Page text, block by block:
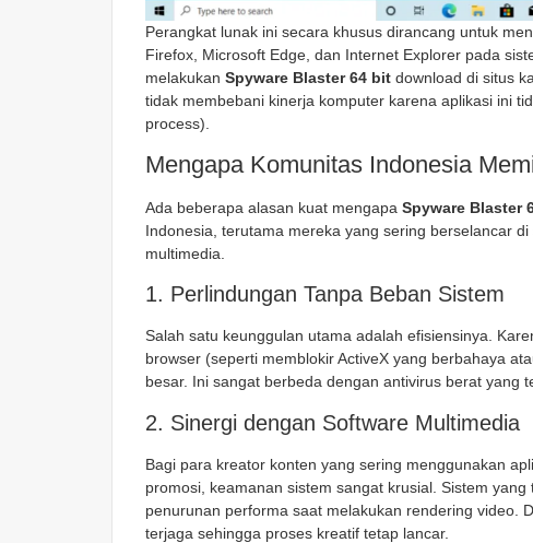
Perangkat lunak ini secara khusus dirancang untuk
Firefox, Microsoft Edge, dan Internet Explorer pada
melakukan Spyware Blaster 64 bit download di situs
tidak membebani kinerja komputer karena aplikasi ini
process).
Mengapa Komunitas Indonesia
Ada beberapa alasan kuat mengapa Spyware Blaster
Indonesia, terutama mereka yang sering berselancar
multimedia.
1. Perlindungan Tanpa Beban Sistem
Salah satu keunggulan utama adalah efisiensinya.
browser (seperti memblokir ActiveX yang berbahaya
besar. Ini sangat berbeda dengan antivirus berat yang
2. Sinergi dengan Software Multimedia
Bagi para kreator konten yang sering menggunakan
promosi, keamanan sistem sangat krusial. Sistem
penurunan performa saat melakukan rendering video.
terjaga sehingga proses kreatif tetap lancar.